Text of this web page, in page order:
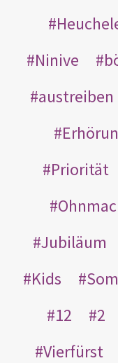
Ninive
austreiben
Priorität
Jubiläum
Kids
12
2
Vierfürst